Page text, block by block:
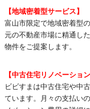
【地域密着型サービス】
富山市限定で地域密着型
元の不動産市場に精通し
物件をご提案します。
【中古住宅リノベーショ
ビビすまは中古住宅や中
ています。月々の支払い